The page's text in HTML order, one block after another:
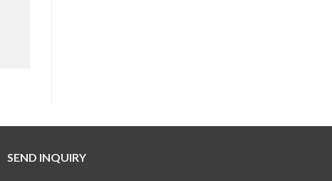
SEND INQUIRY